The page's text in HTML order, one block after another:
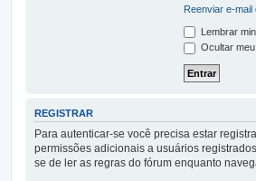
Reenviar e-mail
Lembrar
Ocultar
REGISTRAR
Para autenticar-se você precisa estar
permissões adicionais a usuários
se de ler as regras do fórum enquanto